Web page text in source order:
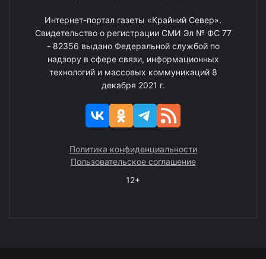
Интернет-портал газеты «Крайний Север».
Свидетельство о регистрации СМИ Эл № ФС 77
- 82356 выдано Федеральной службой по
надзору в сфере связи, информационных
технологий и массовых коммуникаций 8
декабря 2021 г.
Политика конфиденциальности
Пользовательское соглашение
12+